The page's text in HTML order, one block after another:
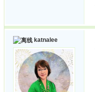
katnalee